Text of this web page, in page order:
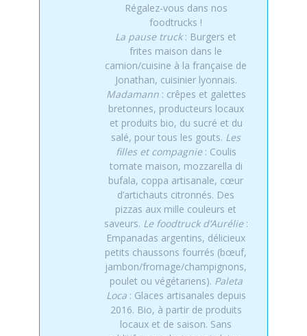
Régalez-vous dans nos
foodtrucks !
La pause truck: Burgers et
frites maison dans le
camion/cuisine à la française de
Jonathan, cuisinier lyonnais.
Madamann: crêpes et galettes
bretonnes, producteurs locaux
et produits bio, du sucré et du
salé, pour tous les gouts. Les
filles et compagnie: Coulis
tomate maison, mozzarella di
bufala, coppa artisanale, cœur
d’artichauts citronnés. Des
pizzas aux mille couleurs et
saveurs. Le foodtruck d’Aurélie:
Empanadas argentins, délicieux
petits chaussons fourrés (bœuf,
jambon/fromage/champignons,
poulet ou végétariens). Paleta
Loca: Glaces artisanales depuis
2016. Bio, à partir de produits
locaux et de saison. Sans